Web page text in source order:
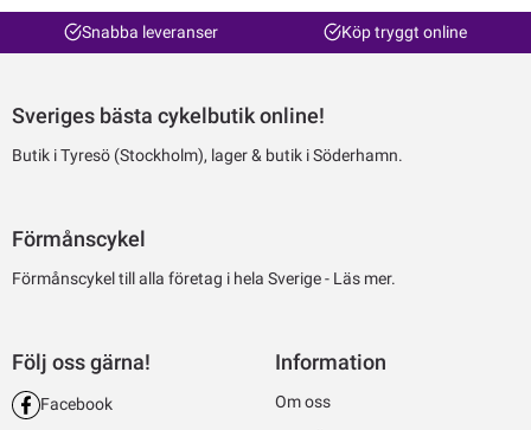
Snabba leveranser Köp tryggt online
Sveriges bästa cykelbutik online!
Butik i Tyresö (Stockholm), lager & butik i Söderhamn.
Förmånscykel
Förmånscykel till alla företag i hela Sverige - Läs mer.
Följ oss gärna!
Facebook
Information
Om oss